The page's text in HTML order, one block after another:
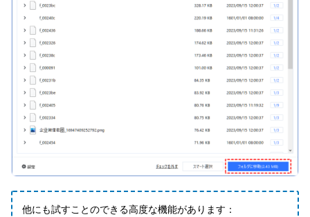
他にも試すことのできる高度な機能があります：